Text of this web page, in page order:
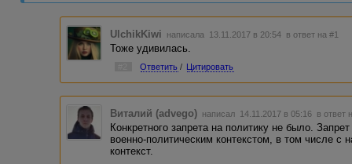
UlchikKiwi написала 13.11.2017 в 20:54 в ответ на #1
Тоже удивилась.
Ответить / Цитировать
Виталий (advego) написал 14.11.2017 в 05:16 в ответ
Конкретного запрета на политику не было.
военно-политическим контекстом, в том числе с
контекст.